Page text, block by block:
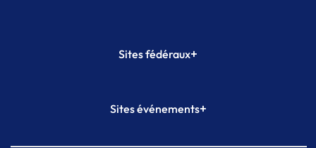
Sites fédéraux+
Plateforme Formation
Sites événements+